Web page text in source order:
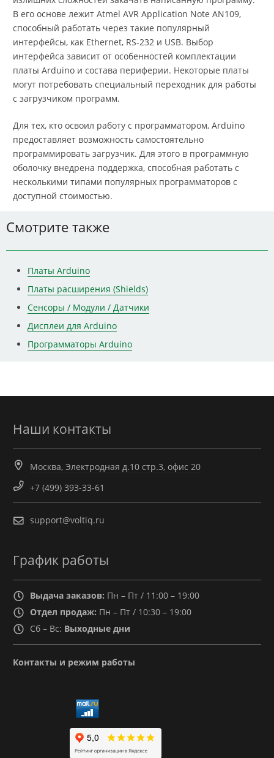
В его основе лежит Atmel AVR Application Note AN109,
способный работать через такие популярный
интерфейсы, как Ethernet, RS-232 и USB. Выбор
интерфейса зависит от особенностей комплектации
платы Arduino и состава периферии. Некоторые платы
могут потребовать специальный переходник для работы
с загрузчиком программ.
Для тех, кто освоил работу с программатором, Arduino
предоставляет возможность самостоятельно
программировать загрузчик. Для этого в программную
оболочку внедрена поддержка, способная работать с
несколькими типами популярных программаторов с
доступной стоимостью.
Смотрите также
Платы Arduino
Платы расширения (Shields)
Сенсоры / Модули / Датчики
Дисплеи для Arduino
Программаторы Arduino
Наши контакты
Москва, Электродная д.10 стр.3, офис 20
+7 (499) 393-33-61
support@voltiq.ru
График работы
Выдача заказов: Пн – Пт / 11:00 – 19:00
Отдел продаж: Пн – Пт / 10:30 – 19:00
Сб – Вс: Выходные дни
Контакты и режим работы